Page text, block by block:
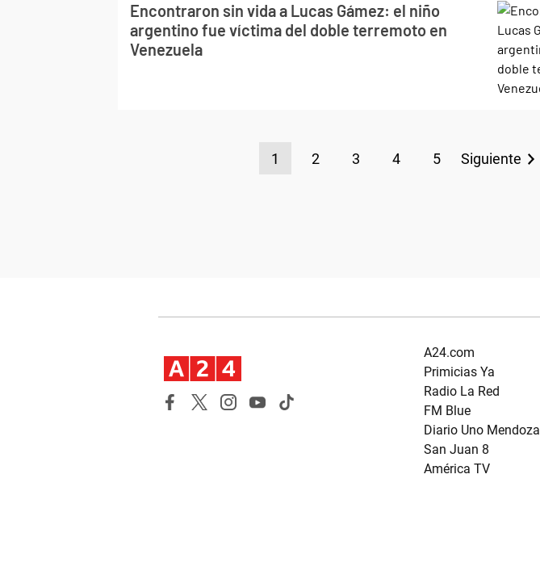
Encontraron sin vida a Lucas Gámez: el niño
argentino fue víctima del doble terremoto en
Venezuela
1 2 3 4 5 Siguiente
A24.com
Primicias Ya
Radio La Red
FM Blue
Diario Uno Mendoza
San Juan 8
América TV